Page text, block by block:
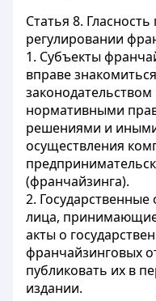
Статья 8.
регулировании
1. Субъекты
вправе
законодательством
нормативными
решениями и
осуществления
(франчайзинга).
2.
лица,
акты о
франчайзинговых
публиковать их в
издании.